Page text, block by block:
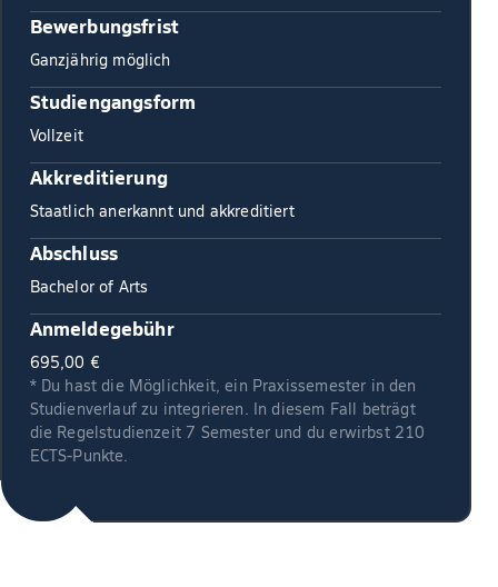
Bewerbungsfrist
Ganzjährig möglich
Studiengangsform
Vollzeit
Akkreditierung
Staatlich anerkannt und akkreditiert
Abschluss
Bachelor of Arts
Anmeldegebühr
695,00 €
* Du hast die Möglichkeit, ein Praxissemester in den
Studienverlauf zu integrieren. In diesem Fall beträgt
die Regelstudienzeit 7 Semester und du erwirbst 210
ECTS-Punkte.